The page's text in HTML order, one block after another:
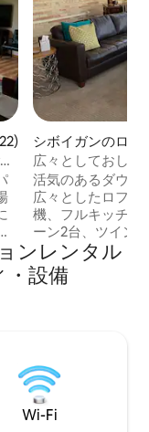
件、5つ星中4.97つ
シボイガンのロフ
広々としておしゃ
フト
活気のあるダウン
広々としたロフト
機、フルキッチン
ーン2台、ツイン
れるスペース。家
います。スマート
Fi。後ろに有料駐
しい歩きやすいエ
ウィスリング・ス
ス、ウッドレイク
センターのショッ
ンレンタル
・設備
Wi-Fi